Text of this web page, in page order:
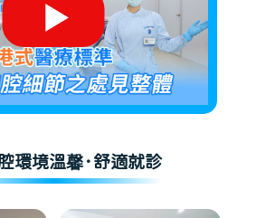
環境溫馨·舒適就診